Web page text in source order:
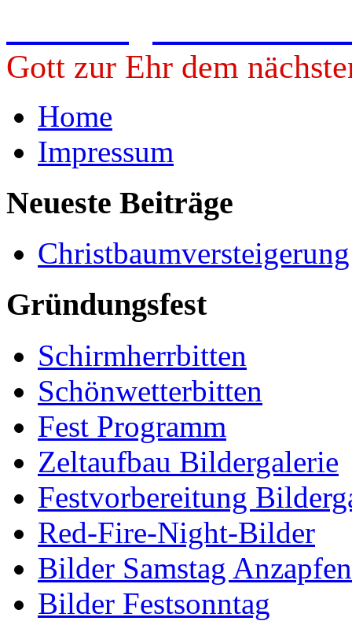
Gott zur Ehr dem
Home
Impressum
Neueste Beiträge
Gründungsfest
Schirmherrbitten
Schönwetterbitten
Fest Programm
Zeltaufbau Bildergalerie
Festvorbereitung
Red-Fire-Night-Bilder
Bilder Samstag
Bilder Festsonntag